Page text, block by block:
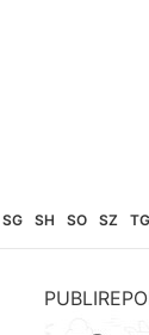
SG SH SO SZ TG